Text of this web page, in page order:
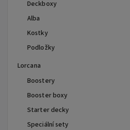
Deckboxy
Alba
Kostky
Podložky
Lorcana
Boostery
Booster boxy
Starter decky
Speciální sety